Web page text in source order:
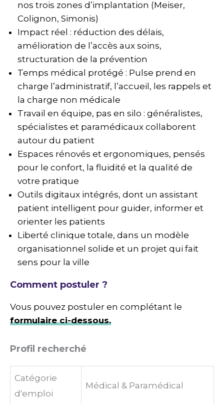
nos trois zones d’implantation (Meiser,
Colignon, Simonis)
Impact réel : réduction des délais,
amélioration de l’accès aux soins,
structuration de la prévention
Temps médical protégé : Pulse prend en
charge l’administratif, l’accueil, les rappels et
la charge non médicale
Travail en équipe, pas en silo : généralistes,
spécialistes et paramédicaux collaborent
autour du patient
Espaces rénovés et ergonomiques, pensés
pour le confort, la fluidité et la qualité de
votre pratique
Outils digitaux intégrés, dont un assistant
patient intelligent pour guider, informer et
orienter les patients
Liberté clinique totale, dans un modèle
organisationnel solide et un projet qui fait
sens pour la ville
Comment postuler ?
Vous pouvez postuler en complétant le
formulaire ci-dessous.
Profil recherché
Catégorie
d'emploi
Médical & Paramédical